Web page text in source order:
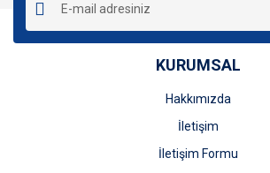
Ürün açıklamasında eksik bilgiler bulunuyor.
Ürün bilgilerinde hatalar bulunuyor.
Ürün fiyatı diğer sitelerden daha pahalı.
KURUMSAL
Hakkımızda
İletişim
İletişim Formu